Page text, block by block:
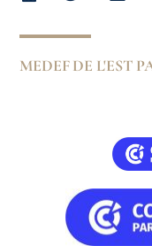
MEDEF DE L'EST